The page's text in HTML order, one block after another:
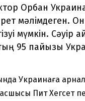
Орбан
мәлімдеген.
мүмкін.
95 пайызы
Украинаға
Пит Хегсет